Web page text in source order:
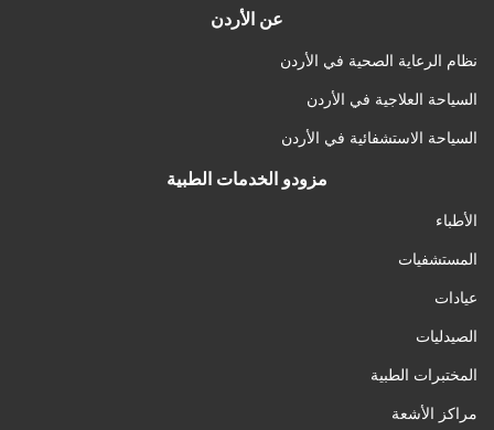
عن الأردن
نظام الرعاية الصحية في الأردن
السياحة العلاجية في الأردن
السياحة الاستشفائية في الأردن
مزودو الخدمات الطبية
الأطباء
المستشفيات
عيادات
الصيدليات
المختبرات الطبية
مراكز الأشعة